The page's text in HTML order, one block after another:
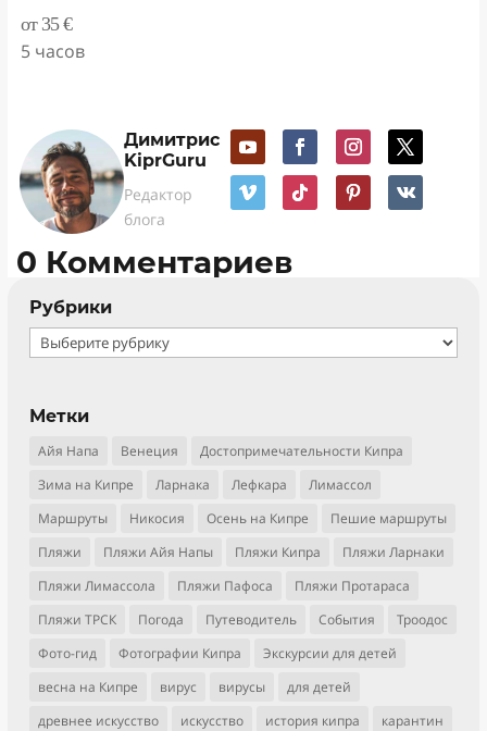
от 35 €
5 часов
Димитрис
KiprGuru
Редактор
блога
0 Комментариев
Рубрики
Рубрики
Метки
Айя Напа Венеция
Достопримечательности Кипра
Зима на Кипре
Ларнака Лефкара
Лимассол
Маршруты
Никосия Осень на Кипре
Пешие маршруты
Пляжи
Пляжи Айя Напы Пляжи Кипра
Пляжи Ларнаки
Пляжи Лимассола
Пляжи Пафоса
Пляжи Протараса
Пляжи ТРСК
Погода Путеводитель События
Троодос
Фото-гид
Фотографии Кипра
Экскурсии для детей
весна на Кипре
вирус вирусы
для детей
древнее искусство
искусство история кипра
карантин